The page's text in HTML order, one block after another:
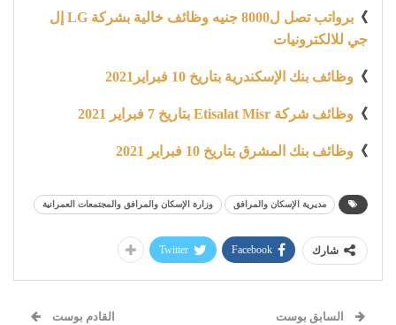
》
برواتب تصل ل8000 جنيه وظائف خالية بشركة LG إل
جي للالكترونيات
》 وظائف بنك الإسكندرية بتاريخ 10 فبراير2021
》 وظائف شركة Etisalat Misr بتاريخ 7 فبراير 2021
》 وظائف بنك المشرق بتاريخ 10 فبراير 2021
مديرية الإسكان والمرافق وزارة الإسكان والمرافق والمجتمعات العمرانية
شارك Facebook
Twitter
السابق بوست القادم بوست